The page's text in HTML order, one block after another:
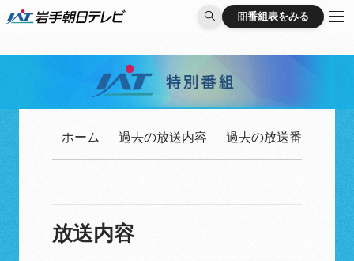
番組表をみる
番組表をみる
ホーム 過去の放送内容 過去の放送番組一覧
放送内容